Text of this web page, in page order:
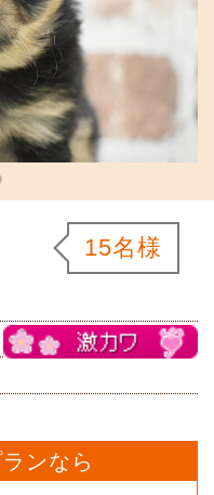
15名様
ンなら